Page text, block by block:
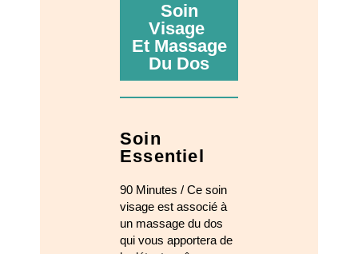
Soin
Visage
Et Massage
Du Dos
Soin
Essentiel
90 Minutes / Ce soin
visage est associé à
un massage du dos
qui vous apportera de